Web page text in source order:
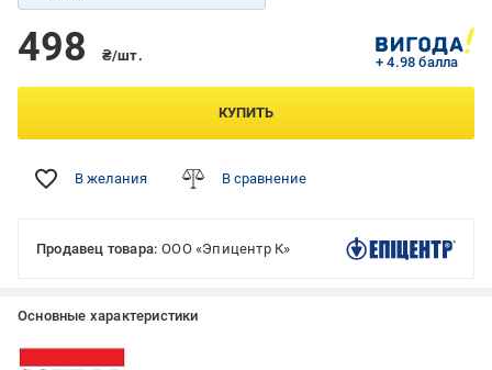
498 ₴/шт. + 4.98 балла
КУПИТЬ
В желания В сравнение
Продавец товара: ООО «Эпицентр К»
Основные характеристики